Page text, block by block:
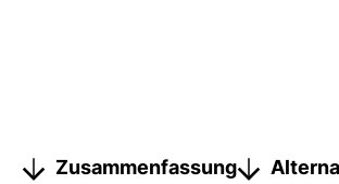
Zusammenfassung